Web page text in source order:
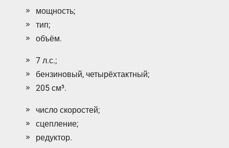
мощность;
тип;
объём.
7 л.с.;
бензиновый, четырёхтактный;
205 см³.
число скоростей;
сцепление;
редуктор.